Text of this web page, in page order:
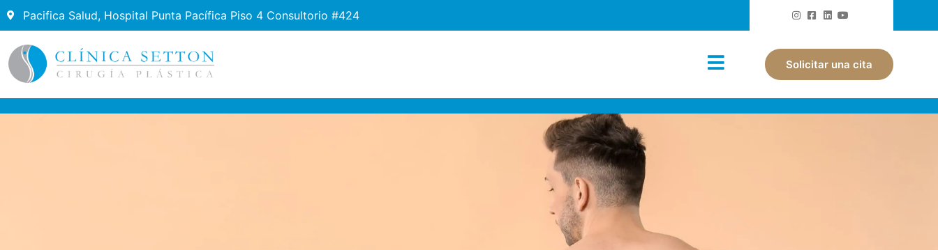
Pacifica Salud, Hospital Punta Pacífica Piso 4 Consultorio #424
Solicitar una cita